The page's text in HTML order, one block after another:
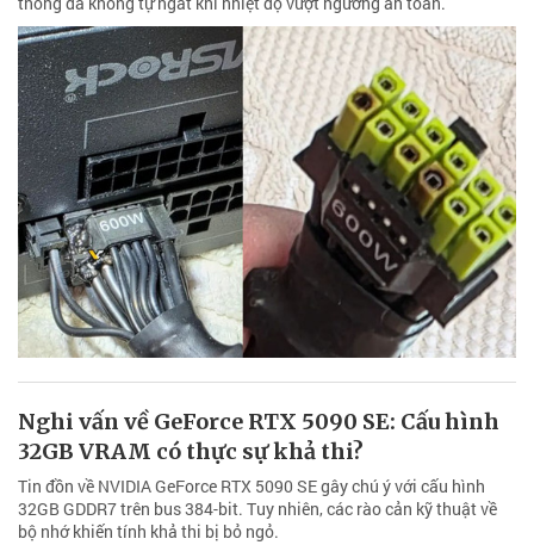
Nghi vấn về GeForce RTX 5090 SE: Cấu hình
32GB VRAM có thực sự khả thi?
Tin đồn về NVIDIA GeForce RTX 5090 SE gây chú ý với cấu hình
32GB GDDR7 trên bus 384-bit. Tuy nhiên, các rào cản kỹ thuật về
bộ nhớ khiến tính khả thi bị bỏ ngỏ.